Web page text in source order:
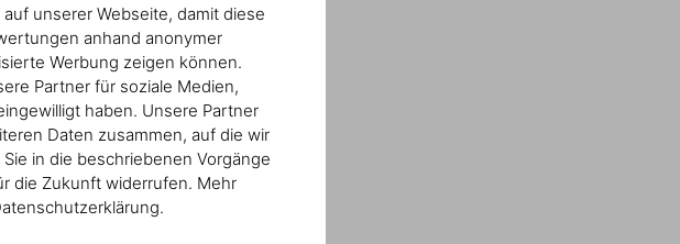
unserer Webseite, damit diese
anhand anonymer
Werbung zeigen können.
Partner für soziale Medien,
haben. Unsere Partner
Daten zusammen, auf die wir
in die beschriebenen Vorgänge
die Zukunft widerrufen. Mehr